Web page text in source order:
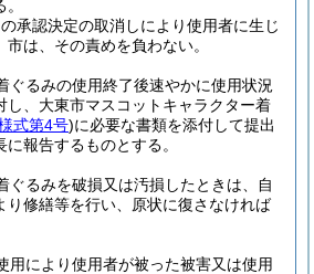
承認決定の取消しにより使用者に生じ
は、その責めを負わない。
ぐるみの使用終了後速やかに使用状況
し、大東市マスコットキャラクター着
式第4号)に必要な書類を添付して提出
報告するものとする。
ぐるみを破損又は汚損したときは、自
り修繕等を行い、原状に復さなければ
用により使用者が被った被害又は使用